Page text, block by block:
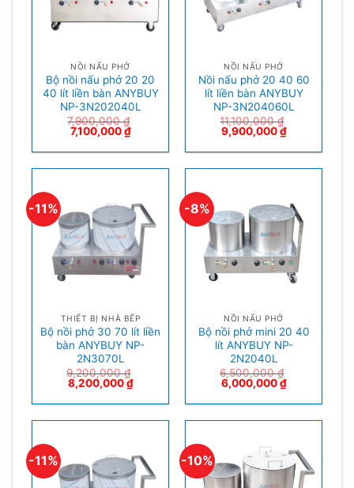
NỒI NẤU PHỞ
Bộ nồi nấu phở 20 20
40 lít liền bàn ANYBUY
NP-3N202040L
7,900,000₫
7,100,000₫
NỒI NẤU PHỞ
Nồi nấu phở 20 40 60
lít liền bàn ANYBUY
NP-3N204060L
11,100,000₫
9,900,000₫
-11%
THIẾT BỊ NHÀ BẾP
Bộ nồi phở 30 70 lít liền
bàn ANYBUY NP-
2N3070L
9,200,000₫
8,200,000₫
-8%
NỒI NẤU PHỞ
Bộ nồi phở mini 20 40
lít ANYBUY NP-
2N2040L
6,500,000₫
6,000,000₫
-11% -10%